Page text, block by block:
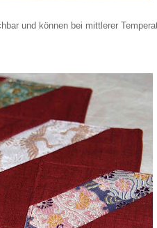
und können bei mittlerer